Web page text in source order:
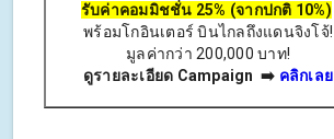
รับค่าคอมมิชชั่น 25% (จากปกติ 10%)
พร้อมโกอินเตอร์ บินไกลถึงแดนจิงโจ้!
มูลค่ากว่า 200,000 บาท!
ดูรายละเอียด Campaign ➡️ คลิกเลย